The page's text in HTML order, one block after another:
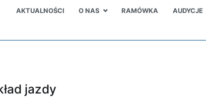
AKTUALNOŚCI O NAS RAMÓWKA AUDYCJE
jazdy